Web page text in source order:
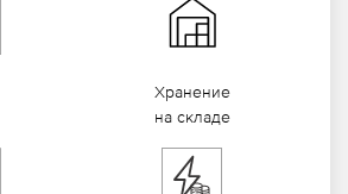
Хранение
на складе